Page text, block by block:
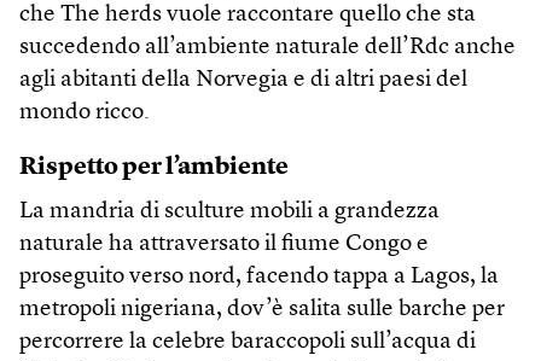
che The herds vuole raccontare quello che sta
succedendo all’ambiente naturale dell’Rdc anche
agli abitanti della Norvegia e di altri paesi del
mondo ricco.
Rispetto per l’ambiente
La mandria di sculture mobili a grandezza
naturale ha attraversato il fiume Congo e
proseguito verso nord, facendo tappa a Lagos, la
metropoli nigeriana, dov’è salita sulle barche per
percorrere la celebre baraccopoli sull’acqua di